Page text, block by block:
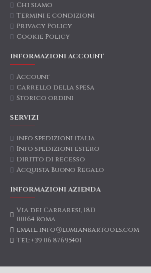
Chi siamo
Termini e condizioni
Privacy Policy
Cookie Policy
INFORMAZIONI ACCOUNT
Account
Carrello della spesa
Storico ordini
SERVIZI
Info spedizioni Italia
Info spedizioni estero
Diritto di recesso
Acquista Buono Regalo
INFORMAZIONI AZIENDA
Via dei Carraresi, 18D
00164 Roma
email: info@lumianbartools.com
Tel: +39 06 87695401